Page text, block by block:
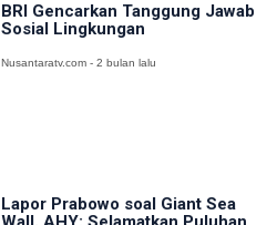
BRI Gencarkan Tanggung Jawab
Sosial Lingkungan
Nusantaratv.com - 2 bulan lalu
Lapor Prabowo soal Giant Sea